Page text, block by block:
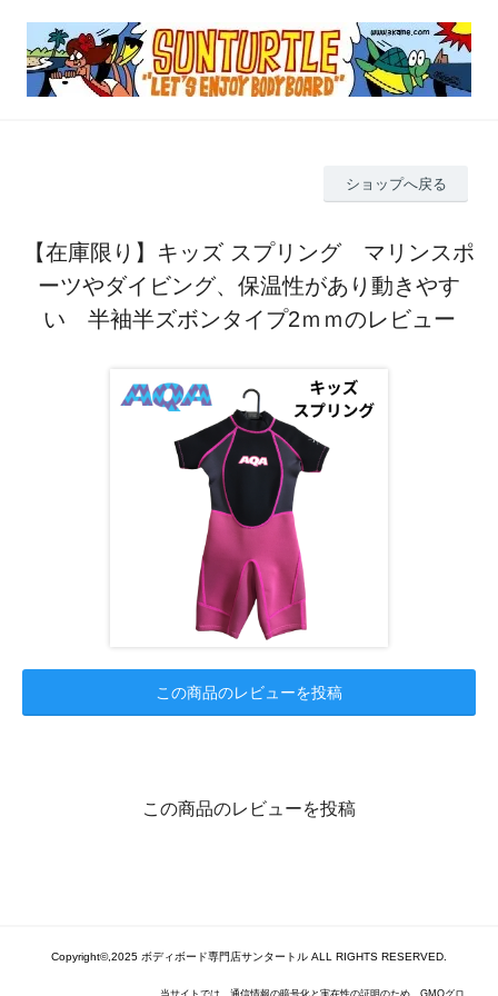
ショップへ戻る
【在庫限り】キッズ スプリング マリンスポ
ーツやダイビング、保温性があり動きやす
い 半袖半ズボンタイプ2ｍｍのレビュー
この商品のレビューを投稿
この商品のレビューを投稿
Copyright©,2025 ボディボード専門店サンタートル ALL RIGHTS RESERVED.
当サイトでは、通信情報の暗号化と実在性の証明のため、GMOグロ